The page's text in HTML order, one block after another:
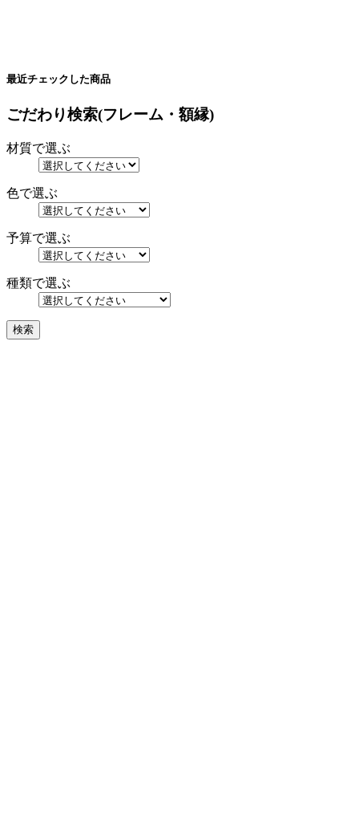
最近チェックした商品
ごだわり検索(フレーム・額縁)
材質で選ぶ
色で選ぶ
予算で選ぶ
種類で選ぶ